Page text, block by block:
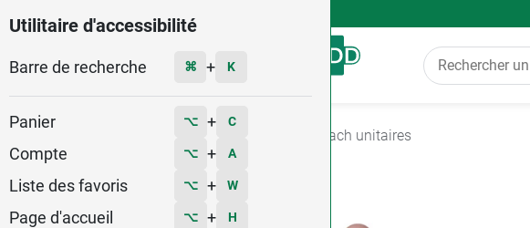
Utilitaire d'accessibilité
Barre de recherche ⌘ + K
Panier ⌥ + C
Compte ⌥ + A
Liste des favoris ⌥ + W
Page d'accueil ⌥ + H
Menu
Fleurs de Bach unitaires
3